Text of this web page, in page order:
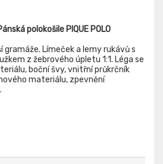
polokošile PIQUE POLO
gramáže. Límeček a lemy rukávů s
z žebrového úpletu 1:1. Léga se
boční švy, vnitřní průkrčník
materiálu, zpevnění